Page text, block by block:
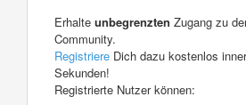
Erhalte unbegrenzten Zugang zu
Community.
Registriere Dich dazu kostenlos
Sekunden!
Registrierte Nutzer können: